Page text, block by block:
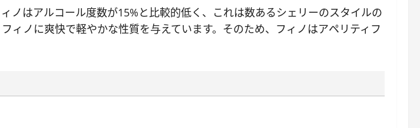
ノはアルコール度数が15%と比較的低く、これは数あるシェリーのスタイルの
ィノに爽快で軽やかな性質を与えています。そのため、フィノはアペリティフ